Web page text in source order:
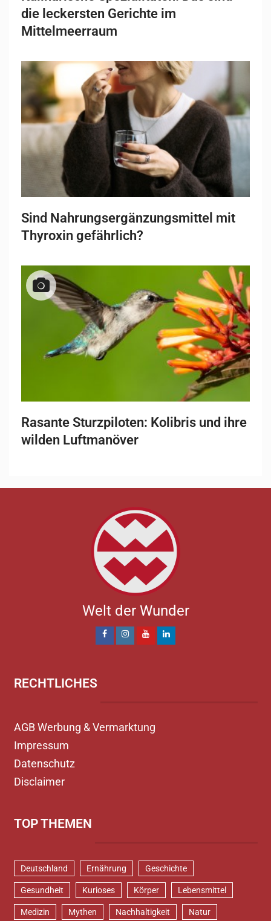
die leckersten Gerichte im
Mittelmeerraum
Sind Nahrungsergänzungsmittel mit
Thyroxin gefährlich?
Rasante Sturzpiloten: Kolibris und ihre
wilden Luftmanöver
Welt der Wunder
RECHTLICHES
AGB Werbung & Vermarktung
Impressum
Datenschutz
Disclaimer
TOP THEMEN
Deutschland Ernährung Geschichte
Gesundheit Kurioses Körper Lebensmittel
Medizin Mythen Nachhaltigkeit Natur